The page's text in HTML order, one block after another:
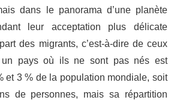
dans le panorama d’une planète
leur acceptation plus délicate
des migrants, c’est-à-dire de ceux
un pays où ils ne sont pas nés est
et 3 % de la population mondiale, soit
de personnes, mais sa répartition